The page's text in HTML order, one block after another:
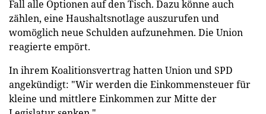
Fall alle Optionen auf den Tisch. Dazu könne auch
zählen, eine Haushaltsnotlage auszurufen und
womöglich neue Schulden aufzunehmen. Die Union
reagierte empört.
In ihrem Koalitionsvertrag hatten Union und SPD
angekündigt: "Wir werden die Einkommensteuer für
kleine und mittlere Einkommen zur Mitte der